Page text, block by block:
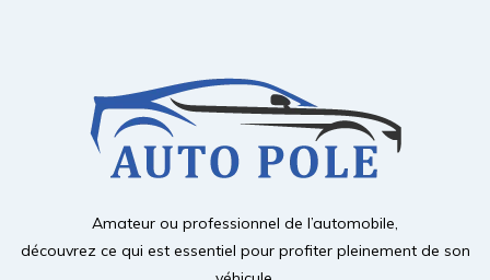
Amateur ou professionnel de l’automobile,
découvrez ce qui est essentiel pour profiter pleinement de son